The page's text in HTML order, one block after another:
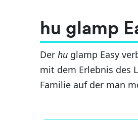
hu glamp
Derhu glamp Easy
mit dem Erlebnis des
Familie auf der man